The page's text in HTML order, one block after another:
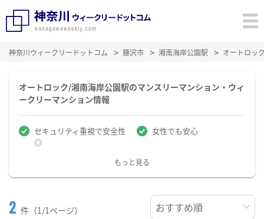
神奈川ウィークリードットコム 藤沢市 湘南海岸公園駅 オートロッ
オートロック/湘南海岸公園駅のマンスリーマンション・ウィ
ークリーマンション情報
セキュリティ重視で安全性
◎
女性でも安心
もっと見る
2 件（1/1ページ）